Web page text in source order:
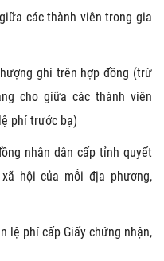
các thành viên trong gia
ghi trên hợp đồng (trừ
cho giữa các thành viên
phí trước bạ)
nhân dân cấp tỉnh quyết
hội của mỗi địa phương,
lệ phí cấp Giấy chứng nhận,